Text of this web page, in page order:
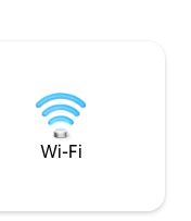
ANT SIMPANG
NELEIDŽIAMA
laikas prasideda
Wi-Fi